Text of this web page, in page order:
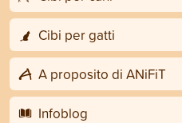
Cibi per gatti
A proposito di ANiFiT
Infoblog